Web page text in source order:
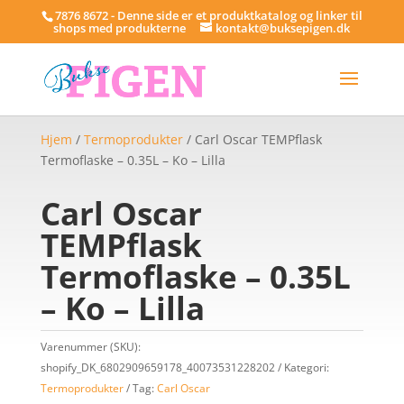
7876 8672 - Denne side er et produktkatalog og linker til
shops med produkterne kontakt@buksepigen.dk
Hjem / Termoprodukter/ Carl Oscar TEMPflask
Termoflaske – 0.35L – Ko – Lilla
Carl Oscar
TEMPflask
Termoflaske – 0.35L
– Ko – Lilla
Varenummer (SKU):
shopify_DK_6802909659178_40073531228202
Kategori:
Termoprodukter
Tag:Carl Oscar